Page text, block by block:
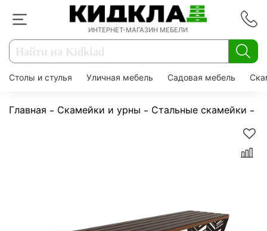
ИНТЕРНЕТ-МАГАЗИН МЕБЕЛИ
Столы и стулья Уличная мебель Садовая мебель
Главная Скамейки и урны Стальные скамейки